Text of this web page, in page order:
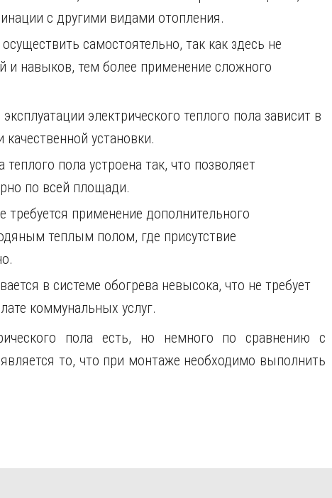
с другими видами отопления.
самостоятельно, так как здесь не
и навыков, тем более применение сложного
электрического теплого пола зависит в
установки.
пола устроена так, что позволяет
по всей площади.
применение дополнительного
теплым полом, где присутствие
в системе обогрева невысока, что не требует
коммунальных услуг.
пола есть, но немного по сравнению с
то, что при монтаже необходимо выполнить